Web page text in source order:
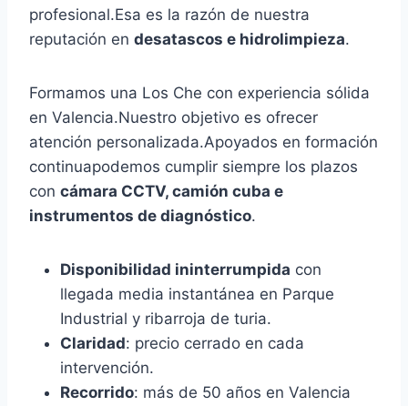
profesional.Esa es la razón de nuestra
reputación en desatascos e hidrolimpieza.
Formamos una Los Che con experiencia sólida
en Valencia.Nuestro objetivo es ofrecer
atención personalizada.Apoyados en formación
continuapodemos cumplir siempre los plazos
con cámara CCTV, camión cuba e
instrumentos de diagnóstico.
Disponibilidad ininterrumpida con
llegada media instantánea en Parque
Industrial y ribarroja de turia.
Claridad: precio cerrado en cada
intervención.
Recorrido: más de 50 años en Valencia